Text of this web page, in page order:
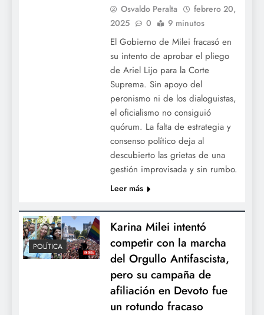
Osvaldo Peralta
febrero 20,
2025
0 9 minutos
El Gobierno de Milei fracasó en
su intento de aprobar el pliego
de Ariel Lijo para la Corte
Suprema. Sin apoyo del
peronismo ni de los dialoguistas,
el oficialismo no consiguió
quórum. La falta de estrategia y
consenso político deja al
descubierto las grietas de una
gestión improvisada y sin rumbo.
Leer más
POLÍTICA
Karina Milei intentó
competir con la marcha
del Orgullo Antifascista,
pero su campaña de
afiliación en Devoto fue
un rotundo fracaso